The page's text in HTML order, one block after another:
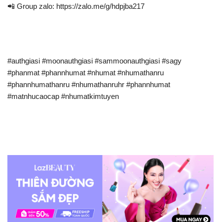
📲 Group zalo: https://zalo.me/g/hdpjba217
#authgiasi #moonauthgiasi #sammoonauthgiasi #sagy
#phanmat #phannhumat #nhumat #nhumathanru
#phannhumathanru #nhumathanruhr #phannhumat
#matnhucaocap #nhumatkimtuyen